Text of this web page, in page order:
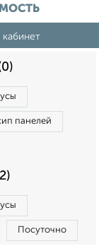
панелей
Посуточно